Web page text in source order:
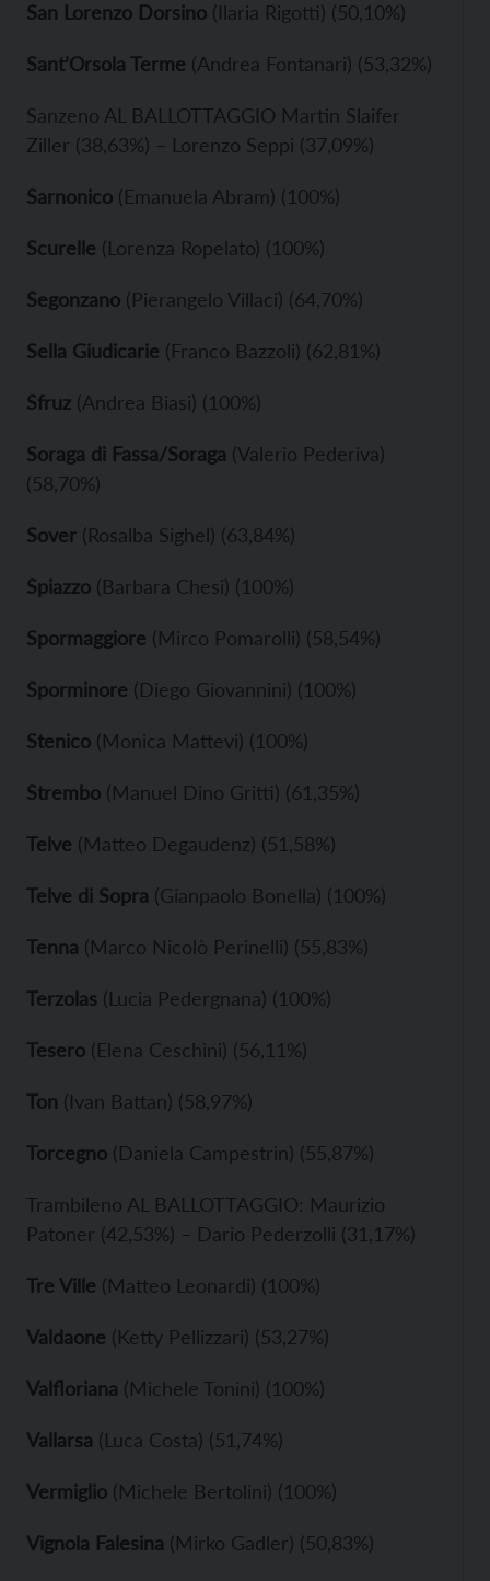
San Lorenzo Dorsino (Ilaria Rigotti) (50,10%)
Sant’Orsola Terme (Andrea Fontanari) (53,32%)
Sanzeno AL BALLOTTAGGIO Martin Slaifer
Ziller (38,63%) – Lorenzo Seppi (37,09%)
Sarnonico (Emanuela Abram) (100%)
Scurelle (Lorenza Ropelato) (100%)
Segonzano (Pierangelo Villaci) (64,70%)
Sella Giudicarie (Franco Bazzoli) (62,81%)
Sfruz (Andrea Biasi) (100%)
Soraga di Fassa/Soraga (Valerio Pederiva)
(58,70%)
Sover (Rosalba Sighel) (63,84%)
Spiazzo (Barbara Chesi) (100%)
Spormaggiore (Mirco Pomarolli) (58,54%)
Sporminore (Diego Giovannini) (100%)
Stenico (Monica Mattevi) (100%)
Strembo (Manuel Dino Gritti) (61,35%)
Telve (Matteo Degaudenz) (51,58%)
Telve di Sopra (Gianpaolo Bonella) (100%)
Tenna (Marco Nicolò Perinelli) (55,83%)
Terzolas (Lucia Pedergnana) (100%)
Tesero (Elena Ceschini) (56,11%)
Ton (Ivan Battan) (58,97%)
Torcegno (Daniela Campestrin) (55,87%)
Trambileno AL BALLOTTAGGIO: Maurizio
Patoner (42,53%) – Dario Pederzolli (31,17%)
Tre Ville (Matteo Leonardi) (100%)
Valdaone (Ketty Pellizzari) (53,27%)
Valfloriana (Michele Tonini) (100%)
Vallarsa (Luca Costa) (51,74%)
Vermiglio (Michele Bertolini) (100%)
Vignola Falesina (Mirko Gadler) (50,83%)